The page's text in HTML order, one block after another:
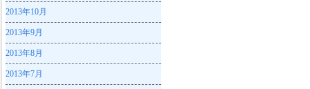
2013年10月
2013年9月
2013年8月
2013年7月